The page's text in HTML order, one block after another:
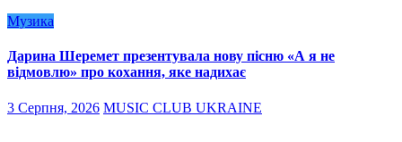
Музика
Дарина Шеремет презентувала нову пісню «А я не
відмовлю» про кохання, яке надихає
3 Серпня, 2026 MUSIC CLUB UKRAINE